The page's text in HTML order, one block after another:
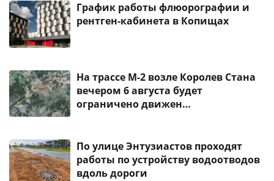
График работы флюорографии и
рентген-кабинета в Копищах
На трассе М-2 возле Королев Стана
вечером 6 августа будет
ограничено движен…
По улице Энтузиастов проходят
работы по устройству водоотводов
вдоль дороги